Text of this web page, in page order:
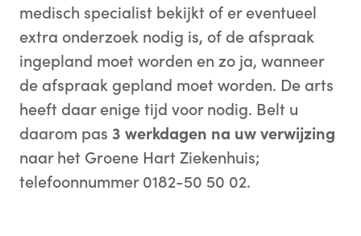
medisch specialist bekijkt of er eventueel
extra onderzoek nodig is, of de afspraak
ingepland moet worden en zo ja, wanneer
de afspraak gepland moet worden. De arts
heeft daar enige tijd voor nodig. Belt u
daarom pas 3 werkdagen na uw verwijzing
naar het Groene Hart Ziekenhuis;
telefoonnummer 0182-50 50 02.